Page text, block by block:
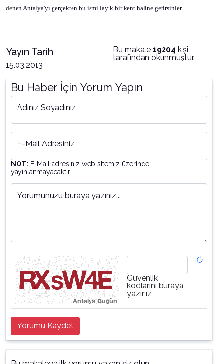
denen Antalya'yı gerçekten bu ismi layık bir kent haline getirsinler...
Yayın Tarihi
15.03.2013
Bu makale 19204 kişi
tarafından okunmuştur.
Bu Haber İçin Yorum Yapın
Adınız Soyadınız
E-Mail Adresiniz
NOT: E-Mail adresiniz web sitemiz üzerinde
yayınlanmayacaktır.
Yorumunuzu buraya yazınız...
Güvenlik
kodlarını buraya
yazınız
Yorumu Kaydet